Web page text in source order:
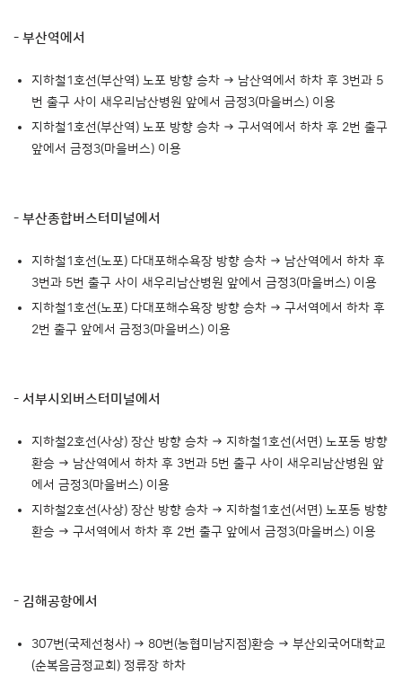
- 부산역에서
지하철1호선(부산역) 노포 방향 승차 → 남산역에서 하차 후 3번과 5
번 출구 사이 새우리남산병원 앞에서 금정3(마을버스) 이용
지하철1호선(부산역) 노포 방향 승차 → 구서역에서 하차 후 2번 출구
앞에서 금정3(마을버스) 이용
- 부산종합버스터미널에서
지하철1호선(노포) 다대포해수욕장 방향 승차 → 남산역에서 하차 후
3번과 5번 출구 사이 새우리남산병원 앞에서 금정3(마을버스) 이용
지하철1호선(노포) 다대포해수욕장 방향 승차 → 구서역에서 하차 후
2번 출구 앞에서 금정3(마을버스) 이용
- 서부시외버스터미널에서
지하철2호선(사상) 장산 방향 승차 → 지하철1호선(서면) 노포동 방향
환승 → 남산역에서 하차 후 3번과 5번 출구 사이 새우리남산병원 앞
에서 금정3(마을버스) 이용
지하철2호선(사상) 장산 방향 승차 → 지하철1호선(서면) 노포동 방향
환승 → 구서역에서 하차 후 2번 출구 앞에서 금정3(마을버스) 이용
- 김해공항에서
307번(국제선청사) → 80번(농협미남지점)환승 → 부산외국어대학교
(순복음금정교회) 정류장 하차